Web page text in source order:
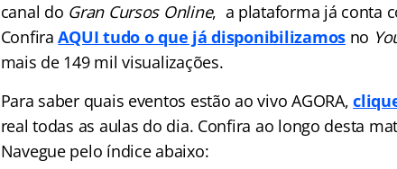
canal do Gran Cursos Online, a plataforma já conta
ConfiraAQUI tudo o que já disponibilizamos no
mais de 149 mil visualizações.
Para saber quais eventos estão ao vivo AGORA,
real todas as aulas do dia. Confira ao longo desta
Navegue pelo índice abaixo: